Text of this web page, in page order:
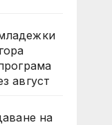
август
на